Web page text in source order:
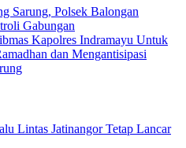
Sarung, Polsek Balongan
Gabungan
Kapolres Indramayu Untuk
dan Mengantisipasi